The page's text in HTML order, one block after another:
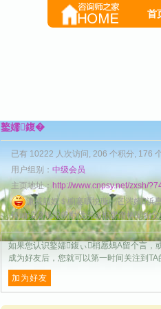
首
鐜嬬鍑�
已有 10222 人次访问, 206 个积分, 176
用户组别： 中级会员
主页地址： http://www.cnpsy.net/zxsh/
濂戒箙娌＄櫥褰曞挩璇㈠笀涔嬪浜
锛屾垜瀵规垜鐨勫伐浣滃拰鐢熸椿闈炲
如果您认识鐜嬬鍑ぃ梢愿鳷A留个言，
成为好友后，您就可以第一时间关注到
加为好友